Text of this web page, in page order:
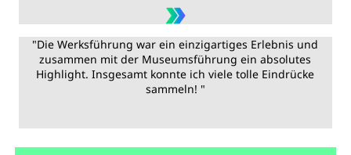
"Die Werksführung war ein einzigartiges Erlebnis und
zusammen mit der Museumsführung ein absolutes
Highlight. Insgesamt konnte ich viele tolle Eindrücke
sammeln! "